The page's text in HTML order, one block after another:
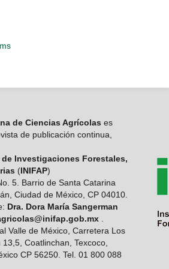
de Ciencias Agrícolas es
de publicación continua,
Investigaciones Forestales,
(INIFAP)
5. Barrio de Santa Catarina
Ciudad de México, CP 04010.
Dra. Dora María Sangerman
.
Valle de México, Carretera Los
13,5, Coatlinchan, Texcoco,
CP 56250. Tel. 01 800 088